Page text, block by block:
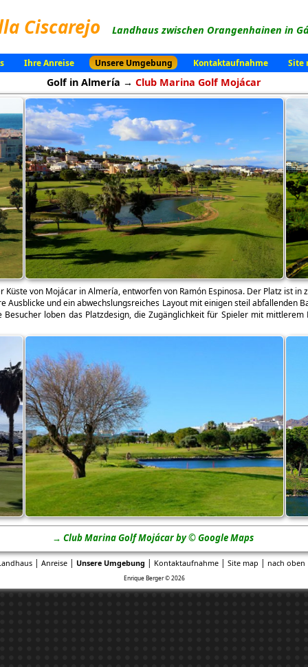
Ciscarejo Landhaus zwischen Orangenhainen in
Ihre Anreise Unsere Umgebung Kontaktaufnahme Site
Golf in Almería → Club Marina Golf Mojácar
von Mojácar in Almería, entworfen von Ramón Espinosa. Der Platz ist
und ein abwechslungsreiches Layout mit einigen steil abfallenden
loben das Platzdesign, die Zugänglichkeit für Spieler mit
→ Club Marina Golf Mojácar by © Google Maps
| Anreise| Unsere Umgebung | Kontaktaufnahme| Site map | nach oben
Enrique Berger © 2026